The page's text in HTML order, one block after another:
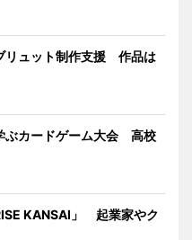
リュット制作支援 作品は
ぶカードゲーム大会 高校
KANSAI」 起業家やク